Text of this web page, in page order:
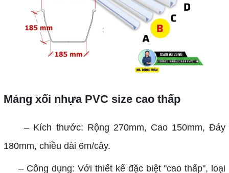
Máng xối nhựa PVC size cao thấp
– Kích thước: Rộng 270mm, Cao 150mm, Đáy
180mm, chiều dài 6m/cây.
– Công dụng: Với thiết kế đặc biệt "cao thấp", loại